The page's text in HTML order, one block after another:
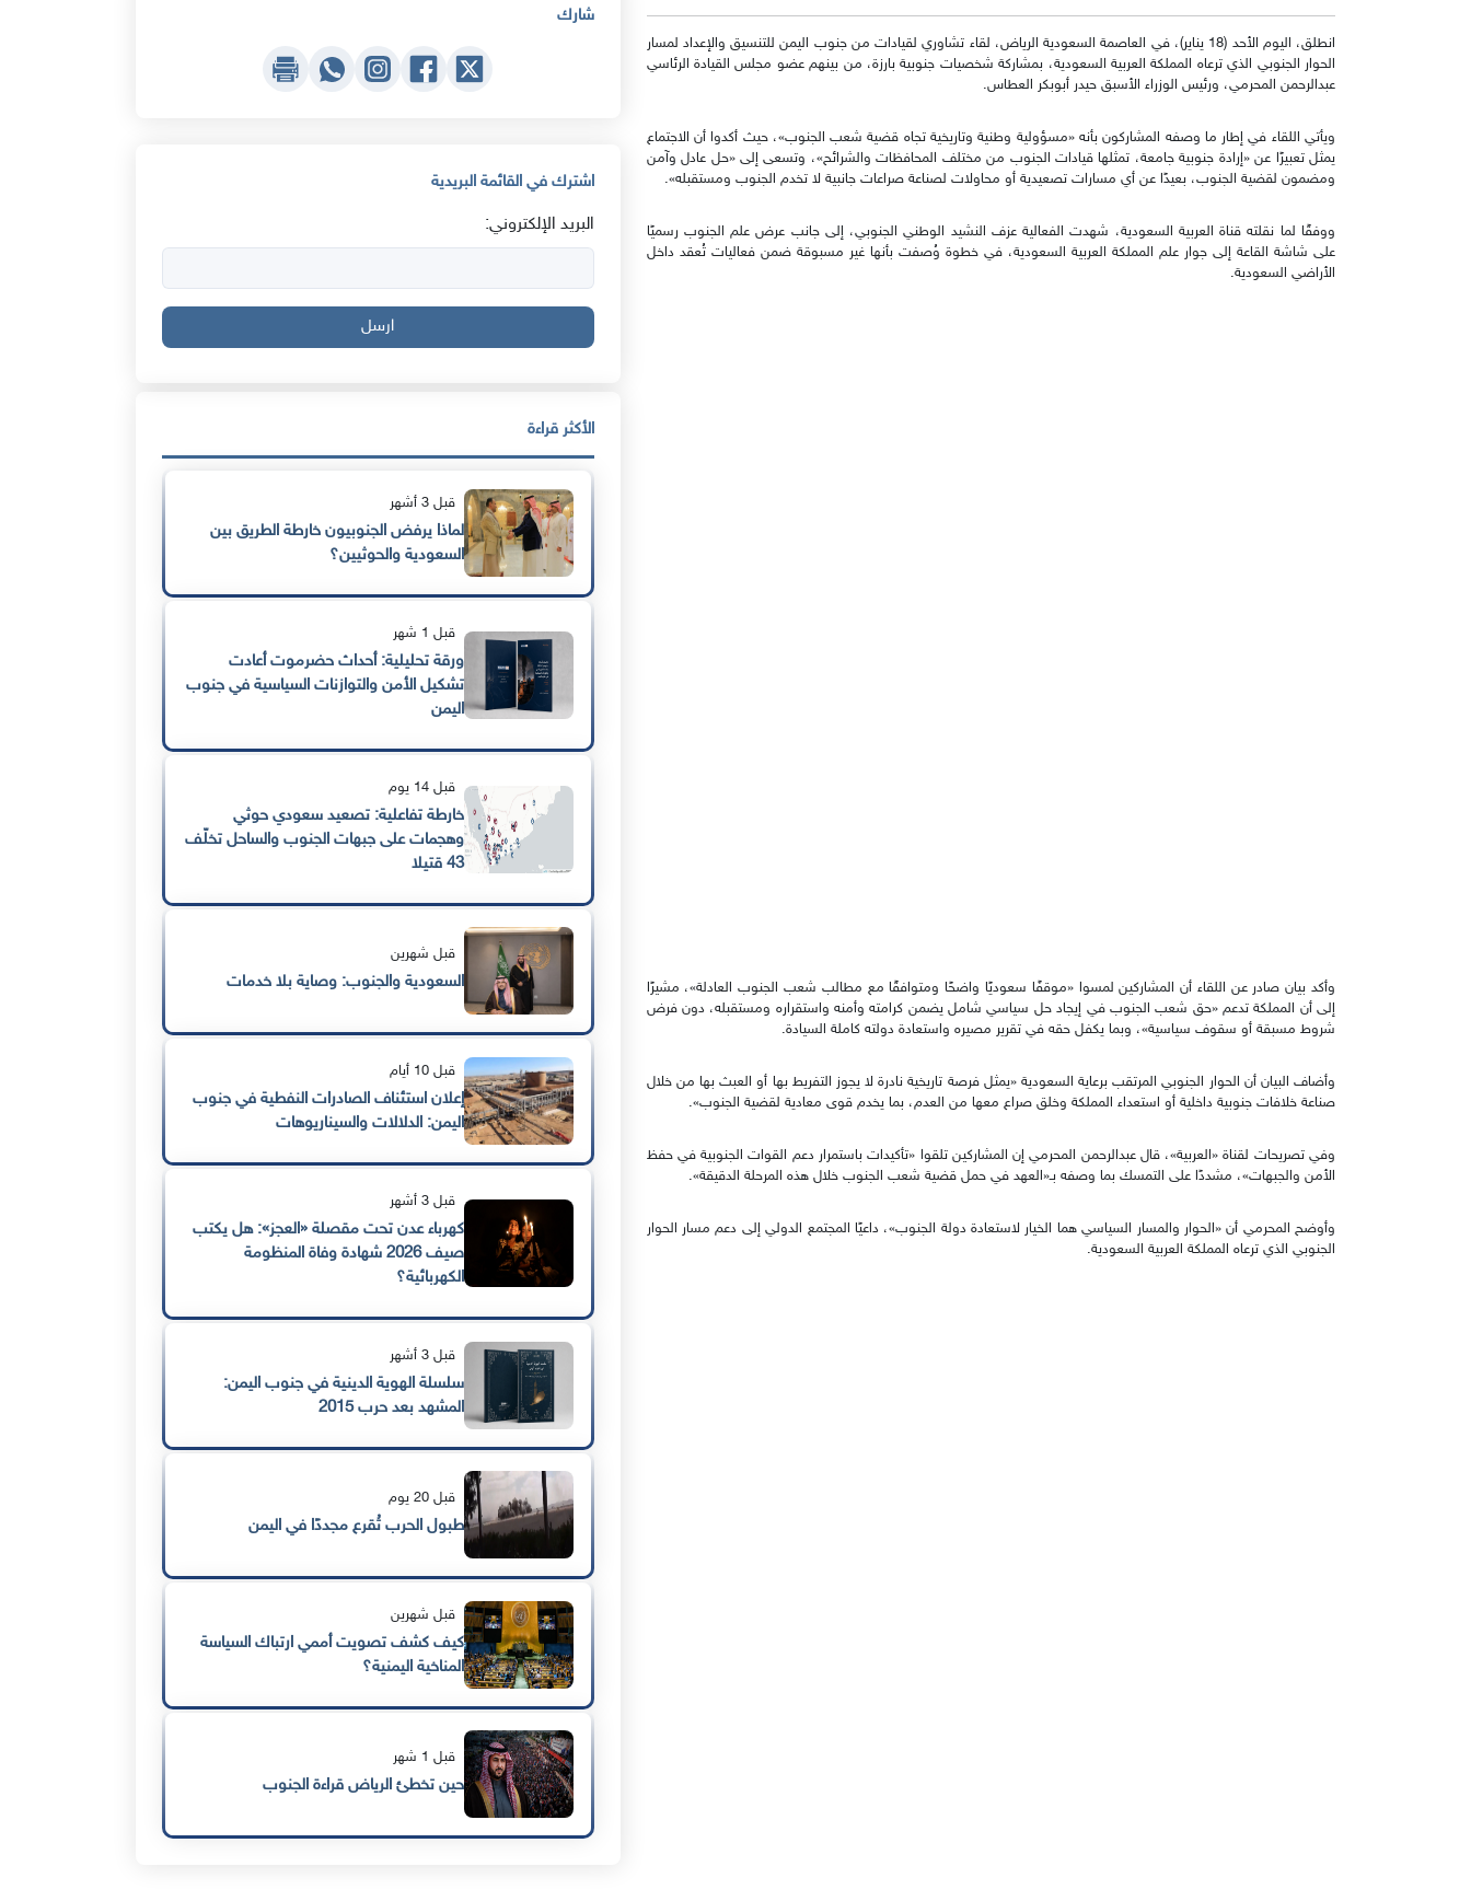
انطلق، اليوم الأحد (18 يناير)، في العاصمة السعودية الرياض، لقاء تشاوري لقيادات من جنوب اليمن للتنسيق والإعداد لمسار
الحوار الجنوبي الذي ترعاه المملكة العربية السعودية، بمشاركة شخصيات جنوبية بارزة، من بينهم عضو مجلس القيادة الرئاسي
عبدالرحمن المحرمي، ورئيس الوزراء الأسبق حيدر أبوبكر العطاس.
ويأتي اللقاء في إطار ما وصفه المشاركون بأنه «مسؤولية وطنية وتاريخية تجاه قضية شعب الجنوب»، حيث أكدوا أن الاجتماع
يمثل تعبيرًا عن «إرادة جنوبية جامعة، تمثلها قيادات الجنوب من مختلف المحافظات والشرائح»، وتسعى إلى «حل عادل وآمن
ومضمون لقضية الجنوب، بعيدًا عن أي مسارات تصعيدية أو محاولات لصناعة صراعات جانبية لا تخدم الجنوب ومستقبله».
ووفقًا لما نقلته قناة العربية السعودية، شهدت الفعالية عزف النشيد الوطني الجنوبي، إلى جانب عرض علم الجنوب رسميًا
على شاشة القاعة إلى جوار علم المملكة العربية السعودية، في خطوة وُصفت بأنها غير مسبوقة ضمن فعاليات تُعقد داخل
الأراضي السعودية.
وأكد بيان صادر عن اللقاء أن المشاركين لمسوا «موقفًا سعوديًا واضحًا ومتوافقًا مع مطالب شعب الجنوب العادلة»، مشيرًا
إلى أن المملكة تدعم «حق شعب الجنوب في إيجاد حل سياسي شامل يضمن كرامته وأمنه واستقراره ومستقبله، دون فرض
شروط مسبقة أو سقوف سياسية»، وبما يكفل حقه في تقرير مصيره واستعادة دولته كاملة السيادة.
وأضاف البيان أن الحوار الجنوبي المرتقب برعاية السعودية «يمثل فرصة تاريخية نادرة لا يجوز التفريط بها أو العبث بها من خلال
صناعة خلافات جنوبية داخلية أو استعداء المملكة وخلق صراع معها من العدم، بما يخدم قوى معادية لقضية الجنوب».
وفي تصريحات لقناة «العربية»، قال عبدالرحمن المحرمي إن المشاركين تلقوا «تأكيدات باستمرار دعم القوات الجنوبية في حفظ
الأمن والجبهات»، مشددًا على التمسك بما وصفه بـ«العهد في حمل قضية شعب الجنوب خلال هذه المرحلة الدقيقة».
وأوضح المحرمي أن «الحوار والمسار السياسي هما الخيار لاستعادة دولة الجنوب»، داعيًا المجتمع الدولي إلى دعم مسار الحوار
الجنوبي الذي ترعاه المملكة العربية السعودية.
شارك
اشترك في القائمة البريدية
البريد الإلكتروني:
ارسل
الأكثر قراءة
قبل 3 أشهر
لماذا يرفض الجنوبيون خارطة الطريق بين
السعودية والحوثيين؟
قبل 1 شهر
ورقة تحليلية: أحداث حضرموت أعادت
تشكيل الأمن والتوازنات السياسية في جنوب
اليمن
قبل 14 يوم
خارطة تفاعلية: تصعيد سعودي حوثي
وهجمات على جبهات الجنوب والساحل تخلّف
43 قتيلا
قبل شهرين
السعودية والجنوب: وصاية بلا خدمات
قبل 10 أيام
إعلان استئناف الصادرات النفطية في جنوب
اليمن: الدلالات والسيناريوهات
قبل 3 أشهر
كهرباء عدن تحت مقصلة «العجز»: هل يكتب
صيف 2026 شهادة وفاة المنظومة
الكهربائية؟
قبل 3 أشهر
سلسلة الهوية الدينية في جنوب اليمن:
المشهد بعد حرب 2015
قبل 20 يوم
طبول الحرب تُقرع مجددًا في اليمن
قبل شهرين
كيف كشف تصويت أممي ارتباك السياسة
المناخية اليمنية؟
قبل 1 شهر
حين تخطئ الرياض قراءة الجنوب